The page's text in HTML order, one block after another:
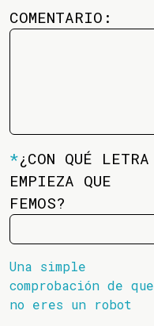
COMENTARIO:
*¿CON QUÉ LETRA
EMPIEZA QUE
FEMOS?
Una simple
comprobación de que
no eres un robot